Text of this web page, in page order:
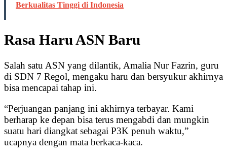
Berkualitas Tinggi di Indonesia
Rasa Haru ASN Baru
Salah satu ASN yang dilantik, Amalia Nur Fazrin, guru
di SDN 7 Regol, mengaku haru dan bersyukur akhirnya
bisa mencapai tahap ini.
“Perjuangan panjang ini akhirnya terbayar. Kami
berharap ke depan bisa terus mengabdi dan mungkin
suatu hari diangkat sebagai P3K penuh waktu,”
ucapnya dengan mata berkaca-kaca.